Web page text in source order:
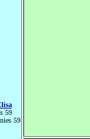
59
59